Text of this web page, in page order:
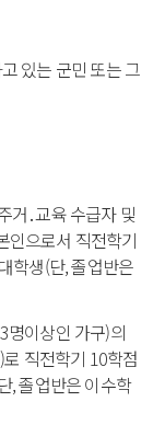
있는 군민 또는 그
거․교육 수급자 및
인으로서 직전학기
학생(단, 졸업반은
명이상인 가구)의
직전학기 10학점
, 졸업반은 이수학